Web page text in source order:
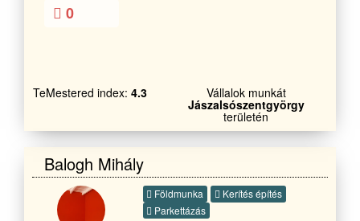
0
TeMestered index: 4.3 Vállalok munkát
Jászalsószentgyörgy
területén
Balogh Mihály
Földmunka
Kerítés építés
Parkettázás